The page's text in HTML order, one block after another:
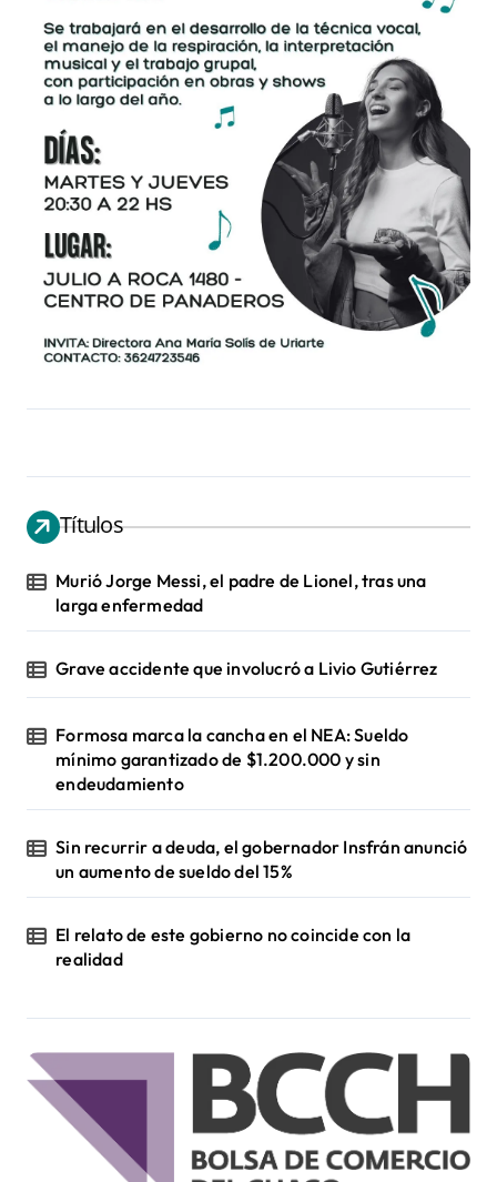
Títulos
Murió Jorge Messi, el padre de Lionel, tras una
larga enfermedad
Grave accidente que involucró a Livio Gutiérrez
Formosa marca la cancha en el NEA: Sueldo
mínimo garantizado de $1.200.000 y sin
endeudamiento
Sin recurrir a deuda, el gobernador Insfrán anunció
un aumento de sueldo del 15%
El relato de este gobierno no coincide con la
realidad